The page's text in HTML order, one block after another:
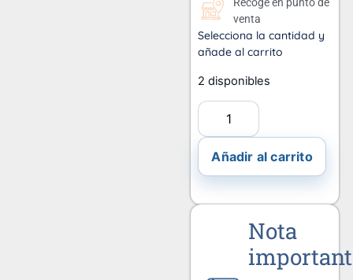
Recoge en punto de
venta
Selecciona la cantidad y
añade al carrito
2 disponibles
Añadir al carrito
Nota